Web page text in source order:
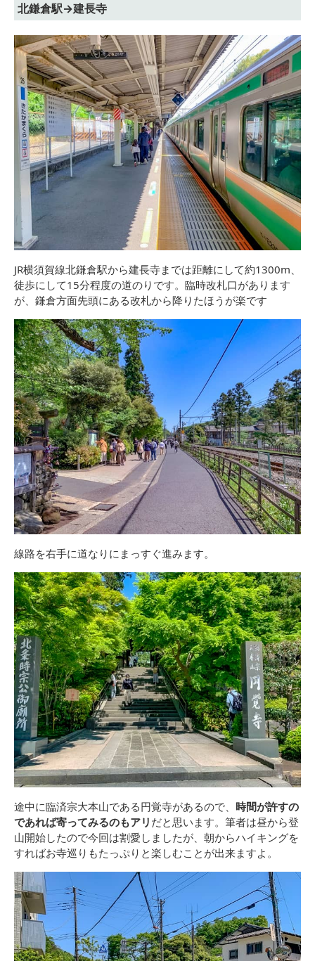
北鎌倉駅→建長寺
JR横須賀線北鎌倉駅から建長寺までは距離にして約1300m、
徒歩にして15分程度の道のりです。臨時改札口があります
が、鎌倉方面先頭にある改札から降りたほうが楽です
線路を右手に道なりにまっすぐ進みます。
途中に臨済宗大本山である円覚寺があるので、 時間が許すの
であれば寄ってみるのもアリ だと思います。筆者は昼から登
山開始したので今回は割愛しましたが、朝からハイキングを
すればお寺巡りもたっぷりと楽しむことが出来ますよ。